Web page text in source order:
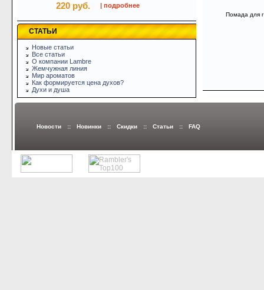
220 руб. | подробнее
СТАТЬИ
Новые статьи
Все статьи
О компании Lambre
Жемчужная линия
Мир ароматов
Как формируется цена духов?
Духи и душа
Помада для
Новости :: Новинки :: Скидки :: Статьи :: FAQ